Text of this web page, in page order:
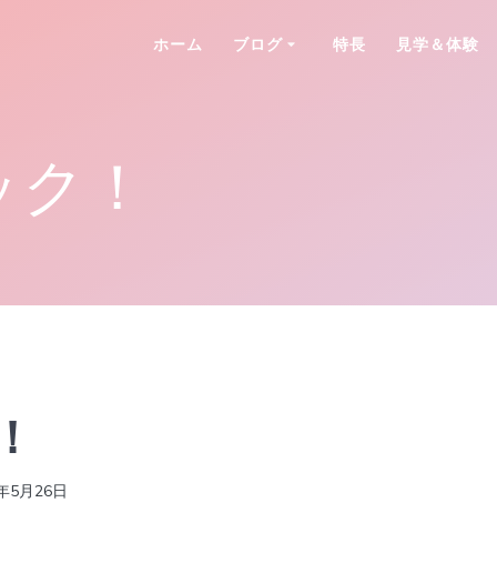
ホーム ブログ 特長 見学＆体験
！
5月26日